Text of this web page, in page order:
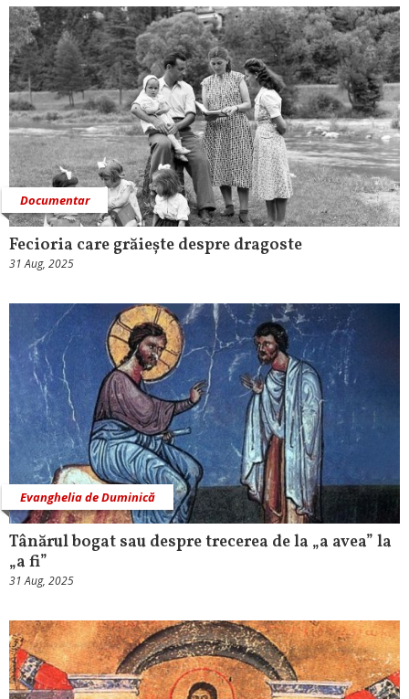
Documentar
Fecioria care grăiește despre dragoste
31 Aug, 2025
Evanghelia de Duminică
Tânărul bogat sau despre trecerea de la „a avea” la
„a fi”
31 Aug, 2025